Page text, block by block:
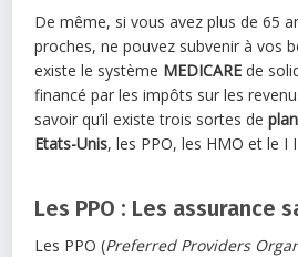
De même, si vous avez plus de 65
proches, ne pouvez subvenir à vos
existe le système MEDICAREde
financé par les impôts sur les
savoir qu’il existe trois sortes de
Etats-Unis, les PPO, les HMO et le I
Les PPO : Les assurance
Les PPO (Preferred Providers